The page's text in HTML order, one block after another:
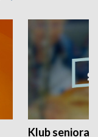
Klub seniora